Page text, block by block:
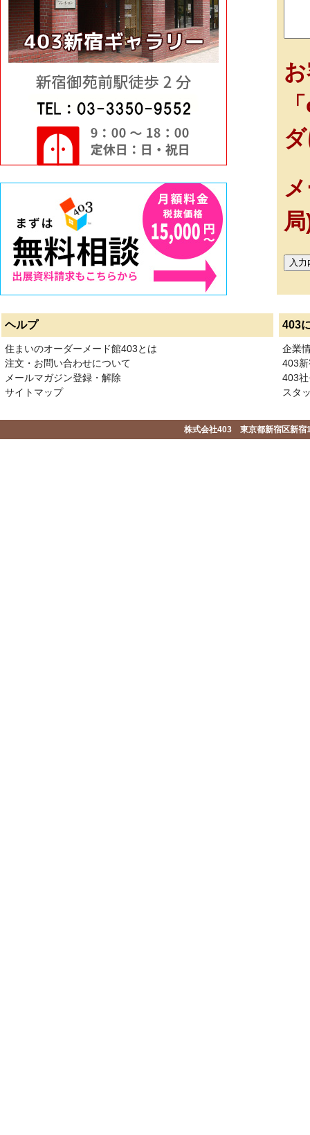
ヘルプ 403
住まいのオーダーメード館403とは
注文・お問い合わせについて
メールマガジン登録・解除
サイトマップ
企業
403
403
スタ
株式会社403 東京都新宿区新